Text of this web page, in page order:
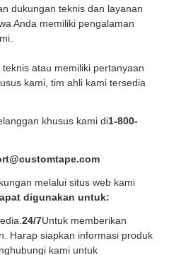
dukungan teknis dan layanan
Anda memiliki pengalaman
atau memiliki pertanyaan
kami, tim ahli kami tersedia
khusus kami di1-800-
melalui situs web kami
digunakan untuk:
24/7Untuk memberikan
Harap siapkan informasi produk
kami untuk